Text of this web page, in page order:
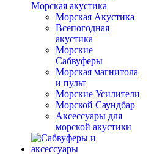
Морская акустика
Морская Акустика
Всепогодная
акустика
Морские
Сабвуферы
Морская магнитола
и пульт
Морские Усилители
Морской Cаундбар
Аксессуары для
морской акустики